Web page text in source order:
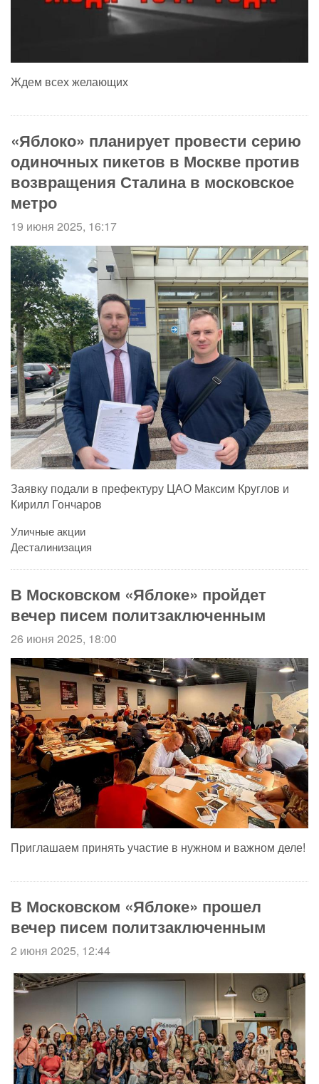
Ждем всех желающих
«Яблоко» планирует провести серию
одиночных пикетов в Москве против
возвращения Сталина в московское
метро
19 июня 2025, 16:17
Заявку подали в префектуру ЦАО Максим Круглов и
Кирилл Гончаров
Уличные акции
Десталинизация
В Московском «Яблоке» пройдет
вечер писем политзаключенным
26 июня 2025, 18:00
Приглашаем принять участие в нужном и важном деле!
В Московском «Яблоке» прошел
вечер писем политзаключенным
2 июня 2025, 12:44